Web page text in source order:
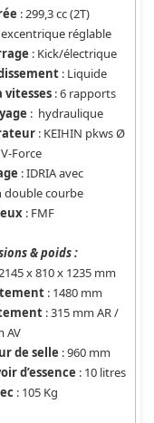
: 299,3 cc (2T)
excentrique réglable
: Kick/électrique
: Liquide
vitesses : 6 rapports
: hydraulique
: KEIHIN pkws Ø
Force
: IDRIA avec
double courbe
: FMF
& poids :
x 810 x 1235 mm
: 1480 mm
: 315 mm AR /
AV
de selle : 960 mm
d’essence : 10 litres
: 105 Kg